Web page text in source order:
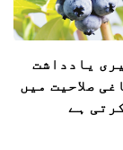
یادداشت
صلاحیت میں
ہے